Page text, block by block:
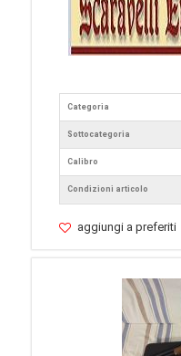
Categoria
Sottocategoria
Calibro
Condizioni articolo
aggiungi a preferiti